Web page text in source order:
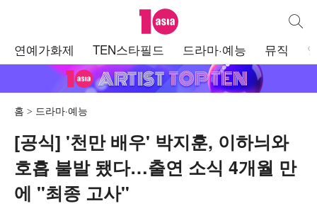
텐아시아 통합
연예가화제 TEN스타필드 드라마·예능 뮤직
홈 드라마·예능
[공식] '천만 배우' 박지훈, 이하늬와
호흡 불발 됐다…출연 소식 4개월 만
에 "최종 고사"